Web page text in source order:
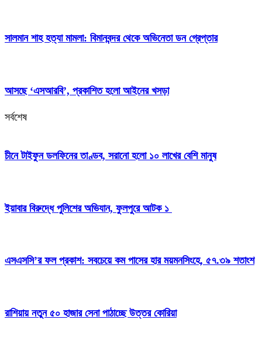
সালমান শাহ হত্যা মামলা: বিমানবন্দর থেকে অভিনেতা ডন গ্রেপ্তার
আসছে ‘এসআরবি’, প্রকাশিত হলো আইনের খসড়া
সর্বশেষ
চীনে টাইফুন ডলফিনের তাণ্ডব, সরানো হলো ১০ লাখের বেশি মানুষ
ইয়াবার বিরুদ্ধে পুলিশের অভিযান, ফুলপুরে আটক ১
এসএসসি’র ফল প্রকাশ: সবচেয়ে কম পাসের হার ময়মনসিংহে, ৫৭.৩৯ শতাংশ
রাশিয়ায় নতুন ৫০ হাজার সেনা পাঠাচ্ছে উত্তর কোরিয়া